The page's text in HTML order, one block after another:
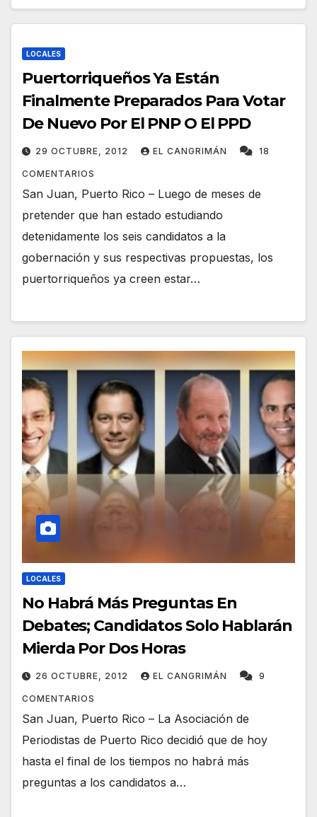
LOCALES
Puertorriqueños Ya Están
Finalmente Preparados Para Votar
De Nuevo Por El PNP O El PPD
29 OCTUBRE, 2012 EL CANGRIMÁN 18
COMENTARIOS
San Juan, Puerto Rico – Luego de meses de
pretender que han estado estudiando
detenidamente los seis candidatos a la
gobernación y sus respectivas propuestas, los
puertorriqueños ya creen estar…
LOCALES
No Habrá Más Preguntas En
Debates; Candidatos Solo Hablarán
Mierda Por Dos Horas
26 OCTUBRE, 2012 EL CANGRIMÁN 9
COMENTARIOS
San Juan, Puerto Rico – La Asociación de
Periodistas de Puerto Rico decidió que de hoy
hasta el final de los tiempos no habrá más
preguntas a los candidatos a…